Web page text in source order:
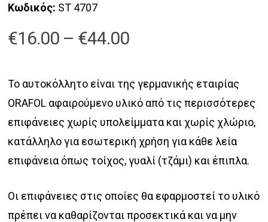
Κωδικός: ST 4707
€16.00 – €44.00Price
through
€44.00
Το αυτοκόλλητο είναι της γερμανικής εταιρίας
ORAFOL αφαιρούμενο υλικό από τις περισσότερες
επιφάνειες χωρίς υπολείμματα και χωρίς χλώριο,
κατάλληλο για εσωτερική χρήση για κάθε λεία
επιφάνεια όπως τοίχος, γυαλί (τζάμι) και έπιπλα.
Οι επιφάνειες στις οποίες θα εφαρμοστεί το υλικό
πρέπει να καθαρίζονται προσεκτικά και να μην